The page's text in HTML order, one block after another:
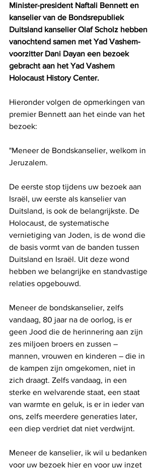
Minister-president Naftali Bennett en
kanselier van de Bondsrepubliek
Duitsland kanselier Olaf Scholz hebben
vanochtend samen met Yad Vashem-
voorzitter Dani Dayan een bezoek
gebracht aan het Yad Vashem
Holocaust History Center.
Hieronder volgen de opmerkingen van
premier Bennett aan het einde van het
bezoek:
"Meneer de Bondskanselier, welkom in
Jeruzalem.
De eerste stop tijdens uw bezoek aan
Israël, uw eerste als kanselier van
Duitsland, is ook de belangrijkste. De
Holocaust, de systematische
vernietiging van Joden, is de wond die
de basis vormt van de banden tussen
Duitsland en Israël. Uit deze wond
hebben we belangrijke en standvastige
relaties opgebouwd.
Meneer de bondskanselier, zelfs
vandaag, 80 jaar na de oorlog, is er
geen Jood die de herinnering aan zijn
zes miljoen broers en zussen –
mannen, vrouwen en kinderen – die in
de kampen zijn omgekomen, niet in
zich draagt. Zelfs vandaag, in een
sterke en welvarende staat, een staat
van warmte en geluk, is er in ieder van
ons, zelfs meerdere generaties later,
een diep verdriet dat niet verdwijnt.
Meneer de kanselier, ik wil u bedanken
voor uw bezoek hier en voor uw inzet